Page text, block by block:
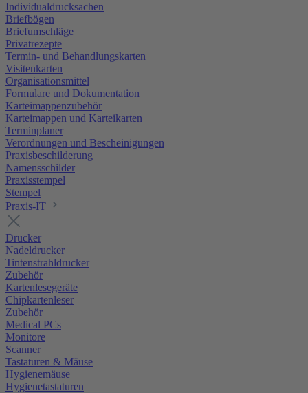
Individualdrucksachen
Briefbögen
Briefumschläge
Privatrezepte
Termin- und Behandlungskarten
Visitenkarten
Organisationsmittel
Formulare und Dokumentation
Karteimappenzubehör
Karteimappen und Karteikarten
Terminplaner
Verordnungen und Bescheinigungen
Praxisbeschilderung
Namensschilder
Praxisstempel
Stempel
Praxis-IT
Drucker
Nadeldrucker
Tintenstrahldrucker
Zubehör
Kartenlesegeräte
Chipkartenleser
Zubehör
Medical PCs
Monitore
Scanner
Tastaturen & Mäuse
Hygienemäuse
Hygienetastaturen